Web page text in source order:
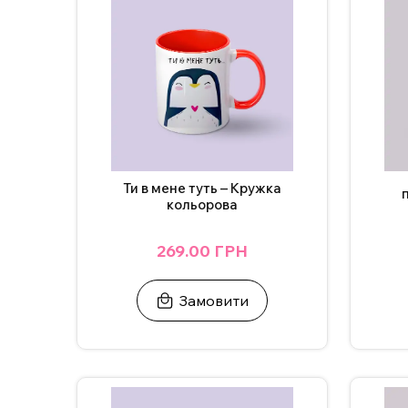
Додаткові фото надсилаємо у Телеграм/
Ти в мене туть – Кружка
кольорова
269.00 ГРН
Замовити